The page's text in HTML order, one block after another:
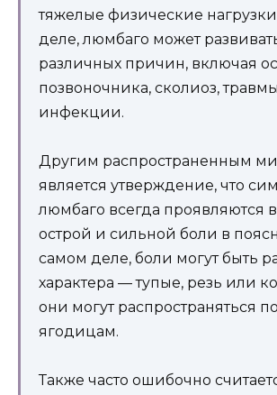
тяжелые физические
деле, люмбаго может
различных причин, включая
позвоночника, сколиоз,
инфекции.
Другим распространенным
является утверждение, что
люмбаго всегда проявляются
острой и сильной боли в
самом деле, боли могут быть
характера — тупые, резь или
они могут распространяться
ягодицам.
Также часто ошибочно